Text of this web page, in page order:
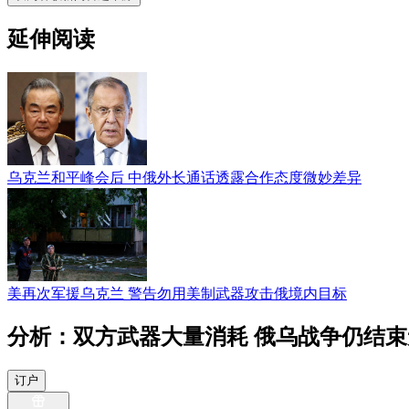
延伸阅读
乌克兰和平峰会后 中俄外长通话透露合作态度微妙差异
美再次军援乌克兰 警告勿用美制武器攻击俄境内目标
分析：双方武器大量消耗 俄乌战争仍结
订户